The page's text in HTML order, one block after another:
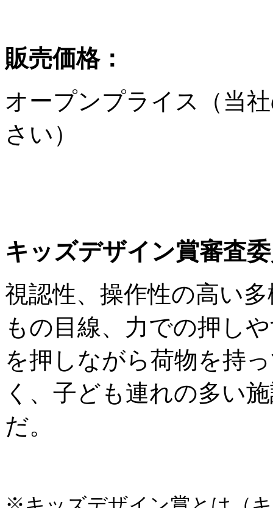
販売価格：
オープンプライス（当
さい）
キッズデザイン賞審査
視認性、操作性の高い
もの目線、力での押し
を押しながら荷物を持
く、子ども連れの多い
だ。